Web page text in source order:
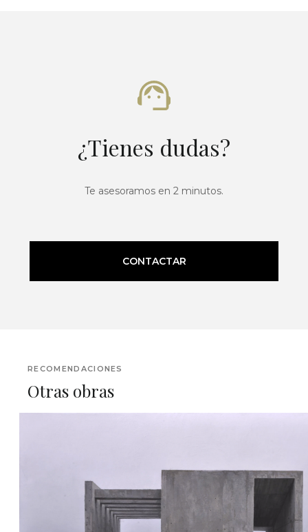
¿Tienes dudas?
Te asesoramos en 2 minutos.
CONTACTAR
RECOMENDACIONES
Otras obras